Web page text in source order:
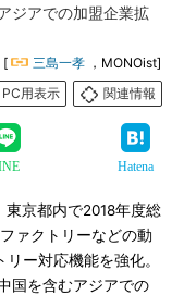
ジアでの加盟企業拡
[ 三島一孝 ，MONOist]
PC用表示
関連情報
Hatena
京都内で2018年度総
ァクトリーなどの動
ー対応機能を強化。
国を含むアジアでの